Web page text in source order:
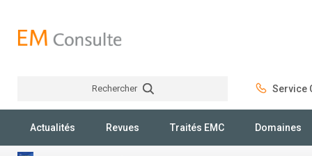
Rechercher Service
Actualités Revues Traités EMC Domaines